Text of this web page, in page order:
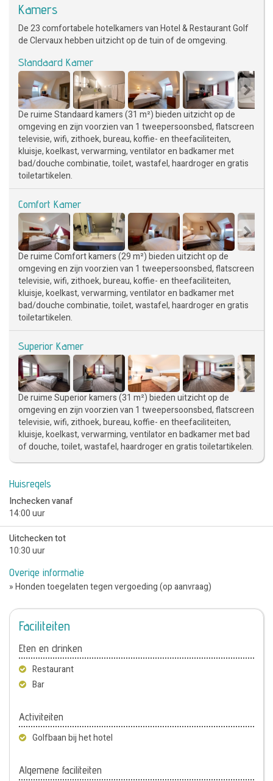
Kamers
De 23 comfortabele hotelkamers van Hotel & Restaurant Golf
de Clervaux hebben uitzicht op de tuin of de omgeving.
Standaard Kamer
De ruime Standaard kamers (31 m²) bieden uitzicht op de
omgeving en zijn voorzien van 1 tweepersoonsbed, flatscreen
televisie, wifi, zithoek, bureau, koffie- en theefaciliteiten,
kluisje, koelkast, verwarming, ventilator en badkamer met
bad/douche combinatie, toilet, wastafel, haardroger en gratis
toiletartikelen.
Comfort Kamer
De ruime Comfort kamers (29 m²) bieden uitzicht op de
omgeving en zijn voorzien van 1 tweepersoonsbed, flatscreen
televisie, wifi, zithoek, bureau, koffie- en theefaciliteiten,
kluisje, koelkast, verwarming, ventilator en badkamer met
bad/douche combinatie, toilet, wastafel, haardroger en gratis
toiletartikelen.
Superior Kamer
De ruime Superior kamers (31 m²) bieden uitzicht op de
omgeving en zijn voorzien van 1 tweepersoonsbed, flatscreen
televisie, wifi, zithoek, bureau, koffie- en theefaciliteiten,
kluisje, koelkast, verwarming, ventilator en badkamer met bad
of douche, toilet, wastafel, haardroger en gratis toiletartikelen.
Huisregels
Inchecken vanaf
14:00 uur
Uitchecken tot
10:30 uur
Overige informatie
» Honden toegelaten tegen vergoeding (op aanvraag)
Faciliteiten
Eten en drinken
Restaurant
Bar
Activiteiten
Golfbaan bij het hotel
Algemene faciliteiten